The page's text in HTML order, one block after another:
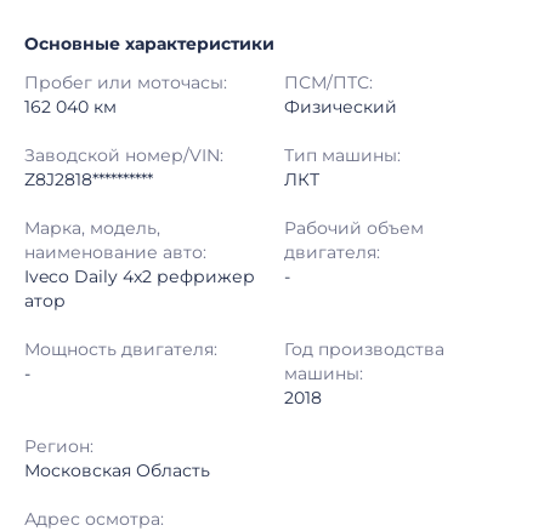
Начало торгов: 13.07.2026, 20:22 МСК
Конец торгов: 17.07.2026, 09:24 МСК
Тип аукциона: Открытые торги
Шаг торгов: 50 000 ₽
Кол-во ставок:
Регион: Московская Область
Основные характеристики
Пробег или моточасы:
162 040 км
ПСМ/ПТС:
Физический
Заводской номер/VIN:
Z8J2818**********
Тип машины:
ЛКТ
Марка, модель,
наименование авто:
Iveco Daily 4x2 рефрижер
атор
Рабочий объем
двигателя:
-
Мощность двигателя:
-
Год производства
машины:
2018
Регион:
Московская Область
Адрес осмотра: